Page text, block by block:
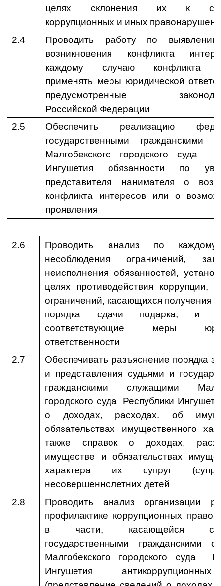
целях склонения их к
коррупционных и иных
2.4
Проводить работу по
возникновения конфликта
каждому случаю конфликта
применять меры юридической
предусмотренные
Российской Федерации
2.5
Обеспечить реализацию
государственными гражданскими
Малгобекского городского суда
Ингушетия обязанности по
представителя нанимателя о
конфликта интересов или о
проявления
2.6
Проводить анализ по
несоблюдения ограничений,
неисполнения обязанностей,
целях противодействия коррупции,
ограничений, касающихся получения
порядка сдачи подарка, и
соответствующие меры
ответственности
2.7
Обеспечивать разъяснение порядка
и представления судьями и
гражданскими служащими
городского суда Республики
о доходах, расходах. об
обязательствах имущественного
также справок о доходах,
имуществе и обязательствах
характера их супруг
несовершеннолетних детей
2.8
Проводить анализ организации
профилактике коррупционных
в части, касающейся
государственными гражданскими
Малгобекского городского суда
Ингушетия